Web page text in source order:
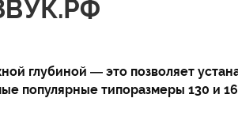
глубиной — это позволяет
популярные типоразмеры 130 и